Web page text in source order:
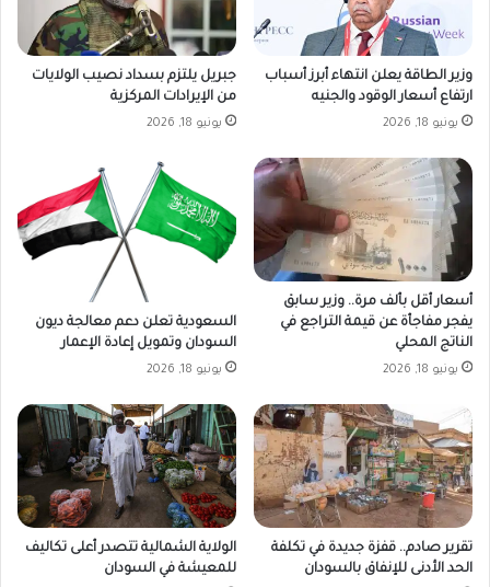
وزير الطاقة يعلن انتهاء أبرز أسباب
ارتفاع أسعار الوقود والجنيه
يونيو 18, 2026
جبريل يلتزم بسداد نصيب الولايات
من الإيرادات المركزية
يونيو 18, 2026
أسعار أقل بألف مرة.. وزير سابق
يفجر مفاجأة عن قيمة التراجع في
الناتج المحلي
يونيو 18, 2026
السعودية تعلن دعم معالجة ديون
السودان وتمويل إعادة الإعمار
يونيو 18, 2026
تقرير صادم.. قفزة جديدة في تكلفة
الحد الأدنى للإنفاق بالسودان
الولاية الشمالية تتصدر أعلى تكاليف
للمعيشة في السودان